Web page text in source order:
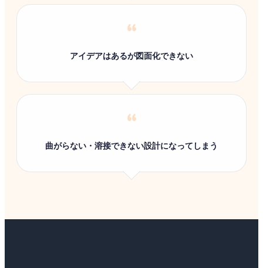
“
アイデアはあるが図面化できない
“
曲がらない・溶接できない設計になってしまう